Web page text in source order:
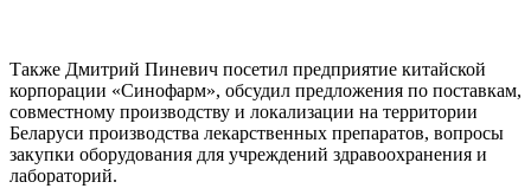
Также Дмитрий Пиневич посетил предприятие китайской
корпорации «Синофарм», обсудил предложения по поставкам,
совместному производству и локализации на территории
Беларуси производства лекарственных препаратов, вопросы
закупки оборудования для учреждений здравоохранения и
лабораторий.